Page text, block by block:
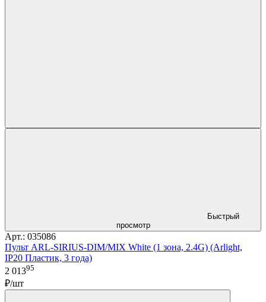
Быстрый
просмотр
Арт.: 035086
Пульт ARL-SIRIUS-DIM/MIX White (1 зона, 2.4G) (Arlight,
IP20 Пластик, 3 года)
2 01395
₽/шт